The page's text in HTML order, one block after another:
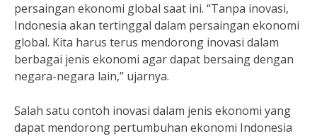
persaingan ekonomi global saat ini. “Tanpa inovasi,
Indonesia akan tertinggal dalam persaingan ekonomi
global. Kita harus terus mendorong inovasi dalam
berbagai jenis ekonomi agar dapat bersaing dengan
negara-negara lain,” ujarnya.
Salah satu contoh inovasi dalam jenis ekonomi yang
dapat mendorong pertumbuhan ekonomi Indonesia